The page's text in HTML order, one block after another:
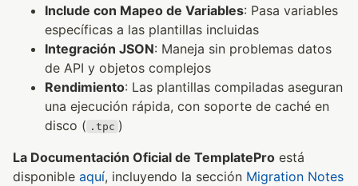
Include con Mapeo de Variables: Pasa variables
específicas a las plantillas incluidas
Integración JSON: Maneja sin problemas datos
de API y objetos complejos
Rendimiento: Las plantillas compiladas aseguran
una ejecución rápida, con soporte de caché en
disco ( .tpc )
La Documentación Oficial de TemplatePro está
disponible aquí, incluyendo la sección Migration Notes